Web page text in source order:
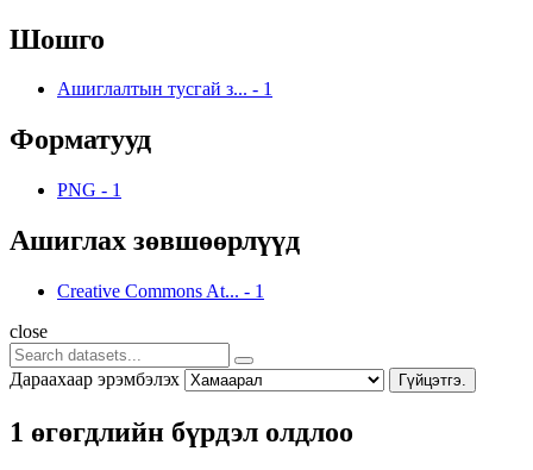
Шошго
Ашиглалтын тусгай з... - 1
Форматууд
PNG - 1
Ашиглах зөвшөөрлүүд
Creative Commons At... - 1
close
Дараахаар эрэмбэлэх Гүйцэтгэ.
1 өгөгдлийн бүрдэл олдлоо